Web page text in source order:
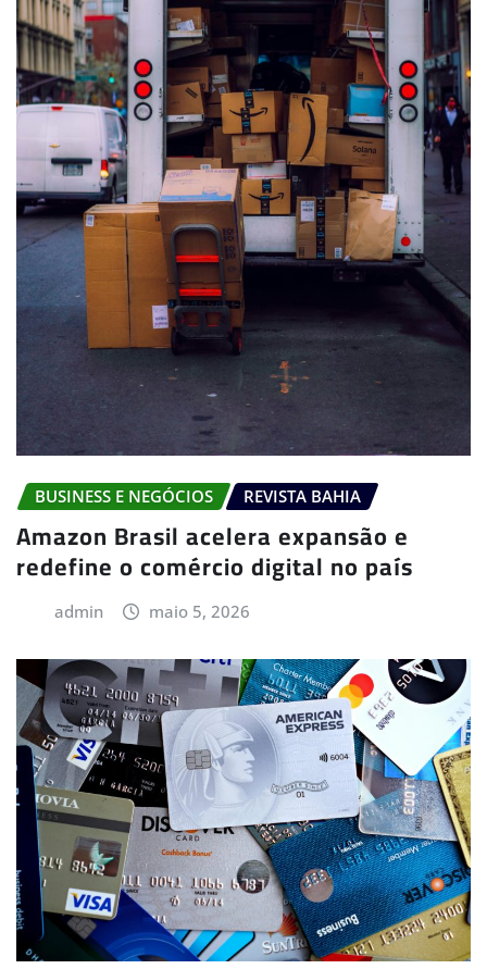
BUSINESS E NEGÓCIOS REVISTA BAHIA
Amazon Brasil acelera expansão e
redefine o comércio digital no país
admin maio 5, 2026